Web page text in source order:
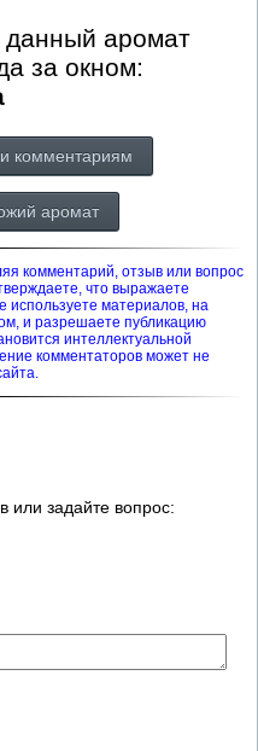
данный аромат
за окном:
комментариям
аромат
комментарий, отзыв или вопрос
что выражаете
используете материалов, на
и разрешаете публикацию
интеллектуальной
комментаторов может не
или задайте вопрос: